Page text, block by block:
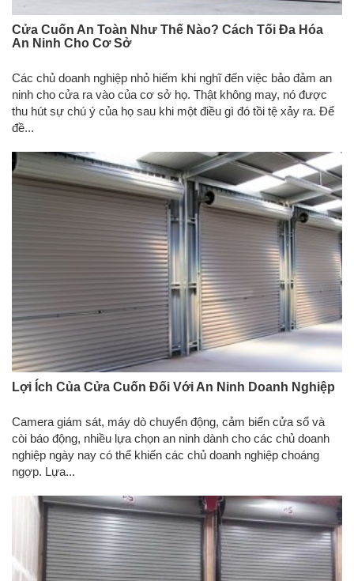
Cửa Cuốn An Toàn Như Thế Nào? Cách Tối Đa Hóa
An Ninh Cho Cơ Sở
Các chủ doanh nghiệp nhỏ hiếm khi nghĩ đến việc bảo đảm an
ninh cho cửa ra vào của cơ sở họ. Thật không may, nó được
thu hút sự chú ý của họ sau khi một điều gì đó tồi tệ xảy ra. Để
đề...
Lợi Ích Của Cửa Cuốn Đối Với An Ninh Doanh Nghiệp
Camera giám sát, máy dò chuyển động, cảm biến cửa sổ và
còi báo động, nhiều lựa chọn an ninh dành cho các chủ doanh
nghiệp ngày nay có thể khiến các chủ doanh nghiệp choáng
ngợp. Lựa...